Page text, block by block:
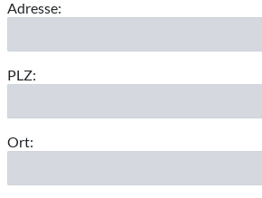
Adresse:
PLZ:
Ort: